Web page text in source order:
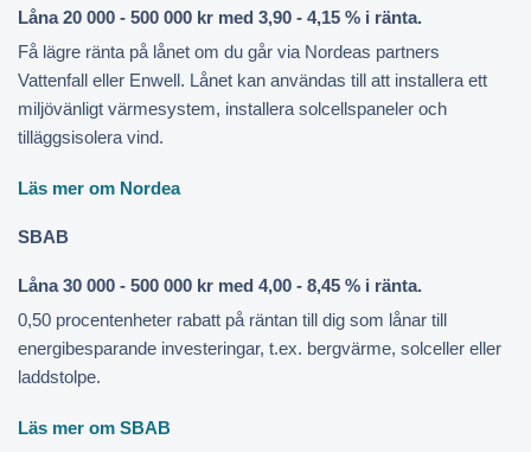
Låna 20 000 - 500 000 kr med 3,90 - 4,15 % i ränta.
Få lägre ränta på lånet om du går via Nordeas partners
Vattenfall eller Enwell. Lånet kan användas till att installera ett
miljövänligt värmesystem, installera solcellspaneler och
tilläggsisolera vind.
Läs mer om Nordea
SBAB
Låna 30 000 - 500 000 kr med 4,00 - 8,45 % i ränta.
0,50 procentenheter rabatt på räntan till dig som lånar till
energibesparande investeringar, t.ex. bergvärme, solceller eller
laddstolpe.
Läs mer om SBAB